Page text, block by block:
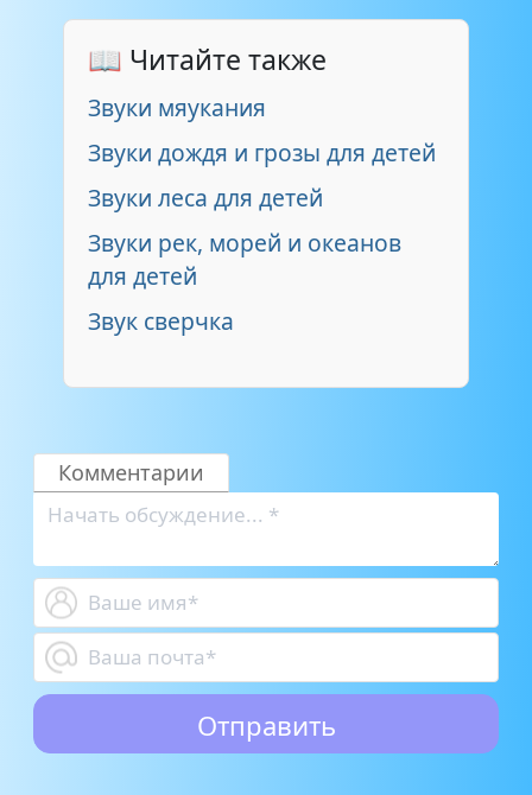
Черный дрозд
Чечетка
Чиж 0:38
Щегол
📖 Читайте также
Звуки мяукания
Звуки дождя и грозы для детей
Звуки леса для детей
Звуки рек, морей и океанов
для детей
Звук сверчка
Комментарии